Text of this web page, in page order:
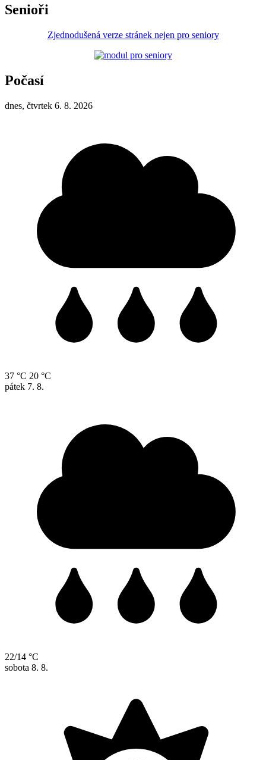
Senioři
Zjednodušená verze stránek nejen pro seniory
Počasí
dnes, čtvrtek 6. 8. 2026
37 °C 20 °C
pátek 7. 8.
22/14 °C
sobota 8. 8.